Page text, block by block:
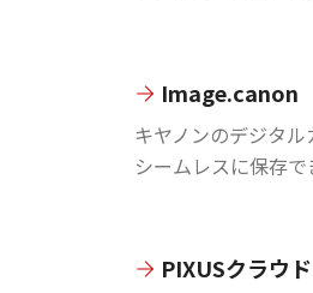
Image.canon
キヤノンのデジタ
シームレスに保存で
PIXUSクラウ